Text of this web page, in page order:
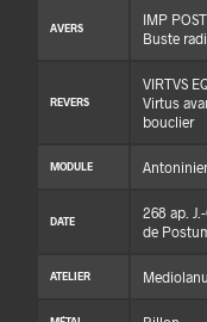
AVERS
IMP
Buste
REVERS
VIRTVS
Virtus
bouclier
MODULE
DATE
268 ap.
de
ATELIER